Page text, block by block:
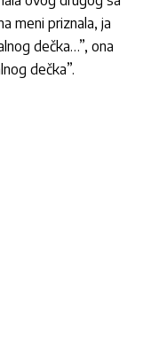
meni priznala, ja
dečka…”, ona
dečka”.